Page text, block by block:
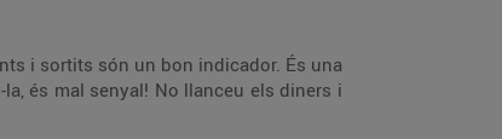
i sortits són un bon indicador. És una
és mal senyal! No llanceu els diners i